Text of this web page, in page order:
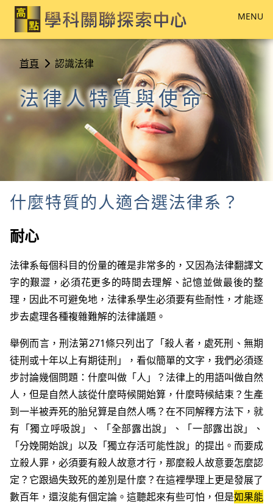
MENU
首頁 認識法律
法律人特質與使命
什麼特質的人適合選法律系？
耐心
法律系每個科目的份量的確是非常多的，又因為法律翻譯文
字的艱澀，必須花更多的時間去理解、記憶並做最後的整
理，因此不可避免地，法律系學生必須要有些耐性，才能逐
步去處理各種複雜難解的法律議題。
舉例而言，刑法第271條只列出了「殺人者，處死刑、無期
徒刑或十年以上有期徒刑」，看似簡單的文字，我們必須逐
步討論幾個問題：什麼叫做「人」？法律上的用語叫做自然
人，但是自然人該從什麼時候開始算，什麼時候結束？生產
到一半被弄死的胎兒算是自然人嗎？在不同解釋方法下，就
有「獨立呼吸說」、「全部露出說」、「一部露出說」、
「分娩開始說」以及「獨立存活可能性說」的提出。而要成
立殺人罪，必須要有殺人故意才行，那麼殺人故意要怎麼認
定？它跟過失致死的差別是什麼？在這裡學理上更是發展了
數百年，還沒能有個定論。這聽起來有些可怕，但是如果能